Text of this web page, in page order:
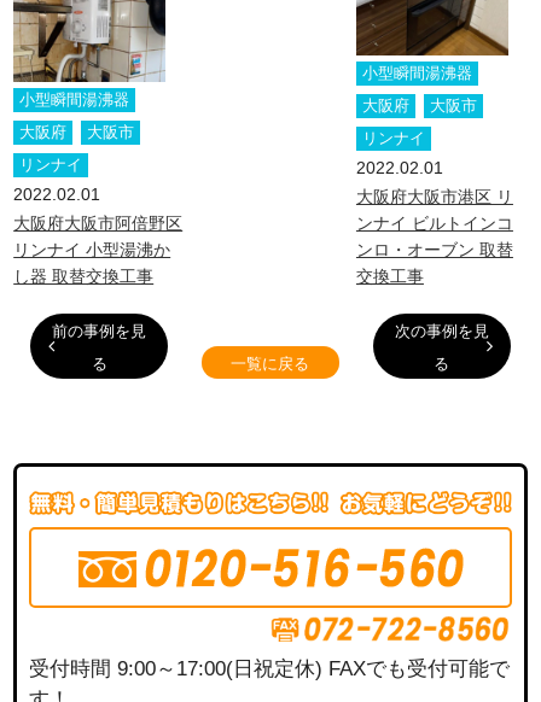
小型瞬間湯沸器
大阪府
大阪市
リンナイ
2022.02.01
大阪府大阪市阿倍野区
リンナイ 小型湯沸か
し器 取替交換工事
前の事例を見
る
一覧に戻る
小型瞬間湯沸器
大阪府
大阪市
リンナイ
2022.02.01
大阪府大阪市港区 リ
ンナイ ビルトインコ
ンロ・オーブン 取替
交換工事
次の事例を見
る
受付時間 9:00～17:00(日祝定休) FAXでも受付可能で